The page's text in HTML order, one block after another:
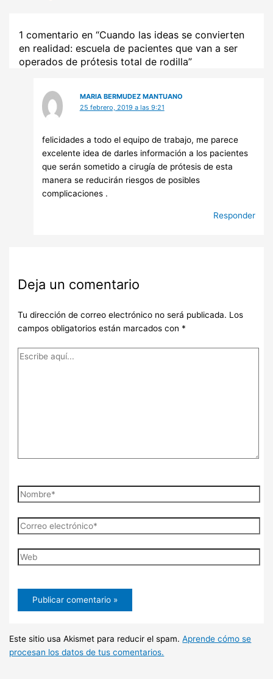
1 comentario en “Cuando las ideas se convierten
en realidad: escuela de pacientes que van a ser
operados de prótesis total de rodilla”
MARIA BERMUDEZ MANTUANO
25 febrero, 2019 a las 9:21
felicidades a todo el equipo de trabajo, me parece
excelente idea de darles información a los pacientes
que serán sometido a cirugía de prótesis de esta
manera se reducirán riesgos de posibles
complicaciones .
Responder
Deja un comentario
Tu dirección de correo electrónico no será publicada. Los
campos obligatorios están marcados con *
Escribe
Nombre*
Correo
electrónico*
Web
Este sitio usa Akismet para reducir el spam.Aprende cómo se
procesan los datos de tus comentarios.